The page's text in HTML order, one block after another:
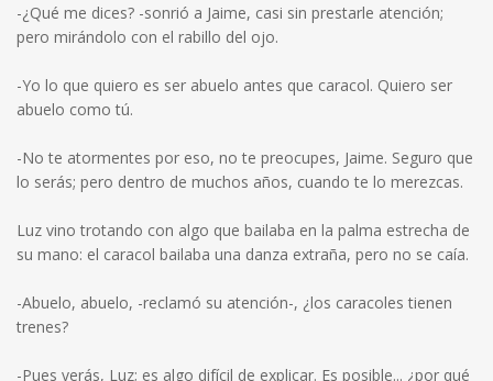
-¿Qué me dices? -sonrió a Jaime, casi sin prestarle atención;
pero mirándolo con el rabillo del ojo.
-Yo lo que quiero es ser abuelo antes que caracol. Quiero ser
abuelo como tú.
-No te atormentes por eso, no te preocupes, Jaime. Seguro que
lo serás; pero dentro de muchos años, cuando te lo merezcas.
Luz vino trotando con algo que bailaba en la palma estrecha de
su mano: el caracol bailaba una danza extraña, pero no se caía.
-Abuelo, abuelo, -reclamó su atención-, ¿los caracoles tienen
trenes?
-Pues verás, Luz; es algo difícil de explicar. Es posible... ¿por qué